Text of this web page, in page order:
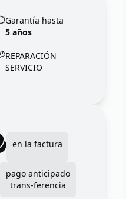
Garantía hasta
5 años
REPARACIÓN
SERVICIO
en la factura
pago anticipado
trans-ferencia